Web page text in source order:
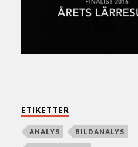
ETIKETTER
ANALYS BILDANALYS